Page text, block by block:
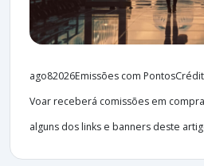
ago82026Emissões com
Voar receberá comissões em
alguns dos links e banners deste